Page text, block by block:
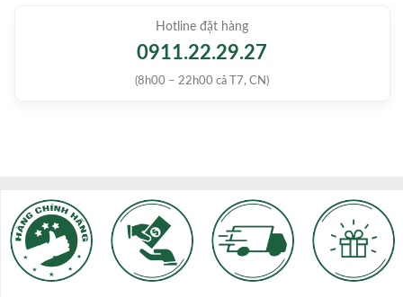
Hotline đặt hàng
0911.22.29.27
(8h00 – 22h00 cả T7, CN)